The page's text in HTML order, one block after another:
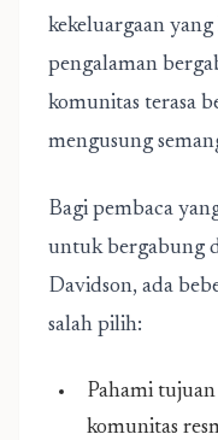
kekeluargaan
pengalaman
komunitas terasa
mengusung
Bagi pembaca
untuk bergabung
Davidson, ada
salah pilih:
Pahami
komunitas